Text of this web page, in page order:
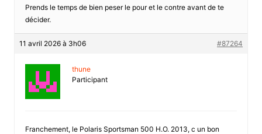
Prends le temps de bien peser le pour et le contre avant de te
décider.
11 avril 2026 à 3h06 #87264
thune
Participant
Franchement, le Polaris Sportsman 500 H.O. 2013, c un bon